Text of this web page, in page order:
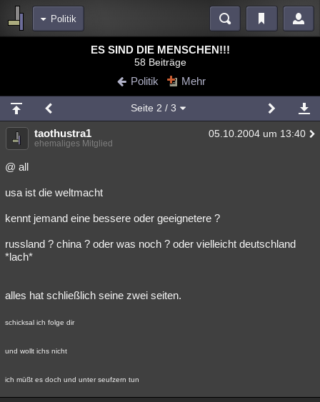
Politik
Blogs
Chat Wiki Neuigkeiten
meine Rubriken
Menschen Wissenschaft Mystery Kriminalfälle
Spiritualität
Natur Umfragen
weitere Rubriken
Astronomie
Musik Clash Verbesserungen
ES SIND DIE MENSCHEN!!!
58 Beiträge
Politik Mehr
Seite 2 / 3
taothustra1 05.10.2004 um 13:40
ehemaliges Mitglied
@ all
usa ist die weltmacht
kennt jemand eine bessere oder geeignetere ?
russland ? china ? oder was noch ? oder vielleicht deutschland
*lach*
alles hat schließlich seine zwei seiten.
schicksal ich folge dir
und wollt ichs nicht
ich müßt es doch und unter seufzern tun